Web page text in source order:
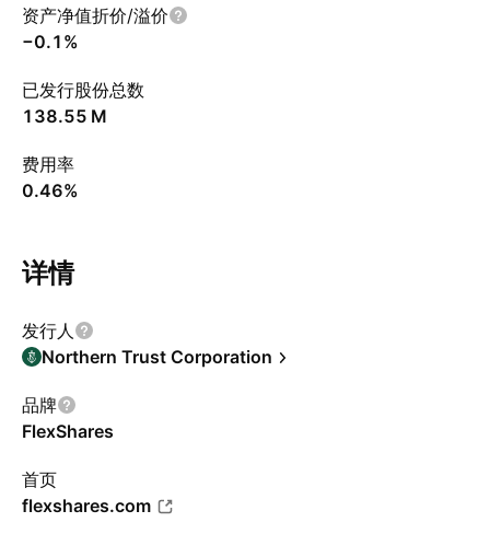
资产净值折价/溢价
−0.1%
已发行股份总数
‪138.55 M‬
费用率
0.46%
详情
发行人
Northern Trust Corporation
品牌
FlexShares
首页
flexshares.com